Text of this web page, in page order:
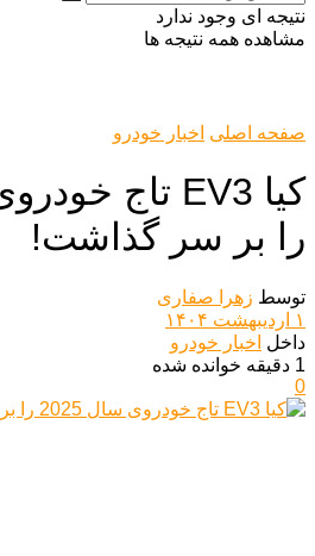
نتیجه ای وجود ندارد
مشاهده همه نتیجه ها
صفحه اصلی اخبار خودرو
را بر سر گذاشت!
توسط زهرا صفاری
۱ اردیبهشت ۱۴۰۴
داخل اخبار خودرو
1 دقیقه خوانده شده
0